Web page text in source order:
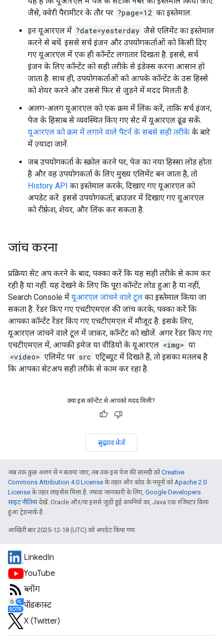
जैसे, क्वेरी पैरामीटर के तौर पर ?page=12 का इस्तेमाल.
इन यूआरएल में ?date=yesterday जैसे एलिमेंट का इस्तेमाल
करने से बचें. इससे सर्च इंजन और उपयोगकर्ताओं को किसी दिए
गए यूआरएल में एक ही कॉन्टेंट लगातार दिखता है. इससे, सर्च
इंजन के लिए कॉन्टेंट को सही तरीके से इंडेक्स करना आसान हो
जाता है. साथ ही, उपयोगकर्ताओं को आपके कॉन्टेंट के उस हिस्से
को शेयर करने और उससे फिर से जुड़ने में मदद मिलती है.
अलग-अलग यूआरएल को एक क्रम में लिंक करें, ताकि सर्च इंजन,
पेज के हिसाब से व्यवस्थित किए गए सेट में यूआरएल ढूंढ सकें.
यूआरएल को क्रम में लगाने वाले पैटर्न के सबसे सही तरीके के बारे
में ज़्यादा जानें.
जब उपयोगकर्ता के स्क्रोल करने पर, पेज का नया हिस्सा लोड होता
है और वह उपयोगकर्ता के लिए मुख्य एलिमेंट बन जाता है, तो
History API का इस्तेमाल करके, दिखाए गए यूआरएल को
अपडेट करें. इससे उपयोगकर्ता, ब्राउज़र में दिखाए गए यूआरएल
को रीफ़्रेश, शेयर, और लिंक कर सकता है.
जांच करना
प्रक्रिया सेट अप करने के बाद, पक्का करें कि यह सही तरीके से काम कर
रही है या नहीं. यह देखने के लिए कि पूरा कॉन्टेंट लोड हुआ है या नहीं,
Search Console में यूआरएल जांचने वाले टूल का इस्तेमाल किया जा
सकता है. रेंडर किए गए एचटीएमएल की जांच करके, पक्का करें कि
आपका कॉन्टेंट रेंडर किए गए एचटीएमएल में मौजूद है. इसके लिए,
यूआरएल जांचने वाले टूल में जाकर, कॉन्टेंट को खोजें. अगर रेंडर किए गए
एचटीएमएल में, आपकी इमेज या वीडियो के यूआरएल <img> या
<video> एलिमेंट पर src एट्रिब्यूट में दिखते हैं, तो इसका मतलब है
कि आपका सेटअप सही तरीके से काम कर रहा है.
क्या इस कॉन्टेंट से आपको मदद मिली?
सुझाव भेजें
जब तक कुछ अलग से न बताया जाए, तब तक इस पेज की सामग्री कोCreative
Commons Attribution 4.0 License के तहत और कोड के नमूनों कोApache 2.0
License के तहत लाइसेंस मिला है. ज़्यादा जानकारी के लिए, Google Developers
साइट नीतियांदेखें. Oracle और/या इससे जुड़ी हुई कंपनियों का, Java एक रजिस्टर किया
हुआ ट्रेडमार्क है.
आखिरी बार 2025-12-18 (UTC) को अपडेट किया गया.
LinkedIn
YouTube
ब्लॉग
पॉडकास्ट
X (Twitter)